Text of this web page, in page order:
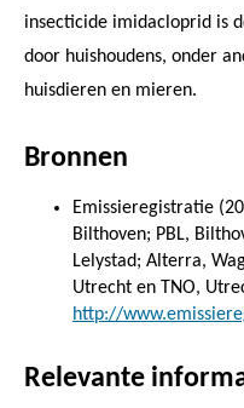
insecticide imidacloprid is
door huishoudens, onder
huisdieren en mieren.
Bronnen
Emissieregistratie
Bilthoven; PBL,
Lelystad; Alterra,
Utrecht en TNO,
http://
Relevante